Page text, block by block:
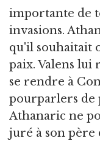
importante de
invasions.
qu'il souhaitait
paix. Valens
se rendre à
pourparlers de
Athanaric ne
juré à son père